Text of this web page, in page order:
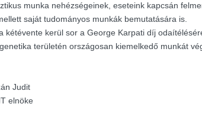
munka nehézségeinek, eseteink kapcsán
saját tudományos munkák bemutatására is.
kétévente kerül sor a George Karpati díj
területén országosan kiemelkedő munkát
Judit
elnöke